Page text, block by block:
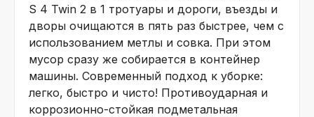
S 4 Twin 2 в 1 тротуары и дороги, въезды и
дворы очищаются в пять раз быстрее, чем с
использованием метлы и совка. При этом
мусор сразу же собирается в контейнер
машины. Современный подход к уборке:
легко, быстро и чисто! Противоударная и
коррозионно-стойкая подметальная